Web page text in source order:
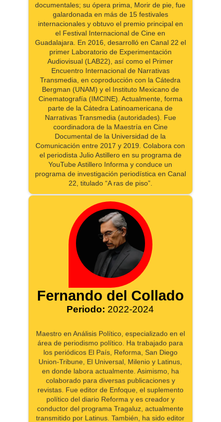
documentales; su ópera prima, Morir de pie, fue
galardonada en más de 15 festivales
internacionales y obtuvo el premio principal en
el Festival Internacional de Cine en
Guadalajara. En 2016, desarrolló en Canal 22 el
primer Laboratorio de Experimentación
Audiovisual (LAB22), así como el Primer
Encuentro Internacional de Narrativas
Transmedia, en coproducción con la Cátedra
Bergman (UNAM) y el Instituto Mexicano de
Cinematografía (IMCINE). Actualmente, forma
parte de la Cátedra Latinoamericana de
Narrativas Transmedia (autoridades). Fue
coordinadora de la Maestría en Cine
Documental de la Universidad de la
Comunicación entre 2017 y 2019. Colabora con
el periodista Julio Astillero en su programa de
YouTube Astillero Informa y conduce un
programa de investigación periodística en Canal
Fernando del Collado
Periodo: 2022-2024
Maestro en Análisis Político, especializado en el
área de periodismo político. Ha trabajado para
los periódicos El País, Reforma, San Diego
Union-Tribune, El Universal, Milenio y Latinus,
en donde labora actualmente. Asimismo, ha
colaborado para diversas publicaciones y
revistas. Fue editor de Enfoque, el suplemento
político del diario Reforma y es creador y
conductor del programa Tragaluz, actualmente
transmitido por Latinus. También, ha sido editor